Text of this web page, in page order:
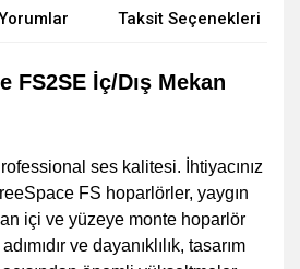
Taksit Seçenekleri
FS2SE İç/Dış Mekan
ses kalitesi. İhtiyacınız
FS hoparlörler, yaygın
içi ve yüzeye monte hoparlör
ve dayanıklılık, tasarım